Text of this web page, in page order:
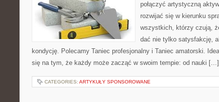
połączyć artystyczną
rozwijać się w kierunku
wszystkich, którzy czują,
dać nie tylko satysfakcję,
kondycję. Polecamy Taniec profesjonalny i Taniec amatorski.
się na tym, że każdy może zacząć w swoim tempie: od nauki […]
CATEGORIES: ARTYKUŁY SPONSOROWANE